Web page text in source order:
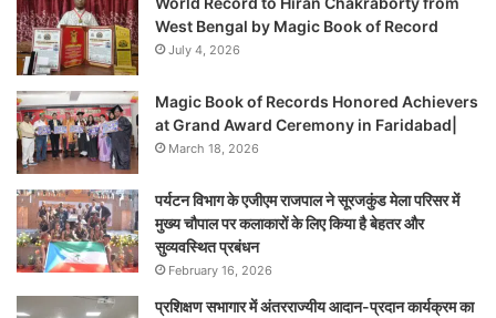
West Bengal by Magic Book of Record
July 4, 2026
Magic Book of Records Honored Achievers
at Grand Award Ceremony in Faridabad|
March 18, 2026
पर्यटन विभाग के एजीएम राजपाल ने सूरजकुंड मेला परिसर में
मुख्य चौपाल पर कलाकारों के लिए किया है बेहतर और
सुव्यवस्थित प्रबंधन
February 16, 2026
प्रशिक्षण सभागार में अंतरराज्यीय आदान-प्रदान कार्यक्रम का